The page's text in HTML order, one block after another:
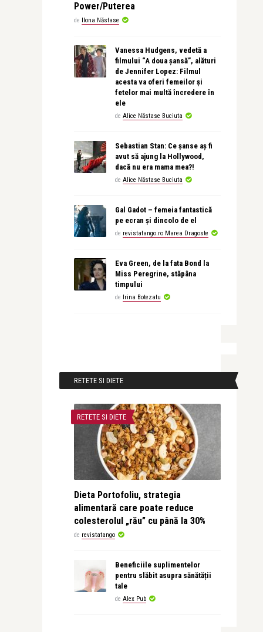
Power/Puterea
de Ilona Năstase
Vanessa Hudgens, vedetă a
filmului “A doua șansă”, alături
de Jennifer Lopez: Filmul
acesta va oferi femeilor și
fetelor mai multă încredere în
ele
de Alice Năstase Buciuta
Sebastian Stan: Ce șanse aș fi
avut să ajung la Hollywood,
dacă nu era mama mea?!
de Alice Năstase Buciuta
Gal Gadot – femeia fantastică
pe ecran și dincolo de el
de revistatango.ro Marea Dragoste
Eva Green, de la fata Bond la
Miss Peregrine, stăpâna
timpului
de Irina Botezatu
RETETE SI DIETE
RETETE SI DIETE
Dieta Portofoliu, strategia
alimentară care poate reduce
colesterolul „rău” cu până la 30%
de revistatango
Beneficiile suplimentelor
pentru slăbit asupra sănătății
tale
de Alex Pub